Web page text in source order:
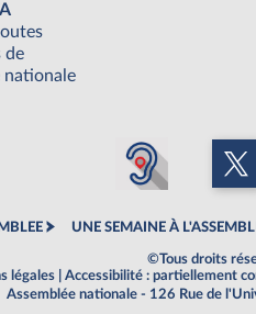
de
nationale
UNE SEMAINE À
©Tous droits
légales
Accessibilité : partiellement
Assemblée nationale - 126 Rue de